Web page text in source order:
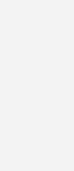
abgedichtet.
drüber, damit
Windenergie
Verbund zum
mehrere
Oberseite der